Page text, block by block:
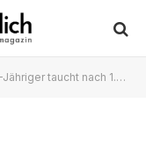
taucht nach 1.300-Kilometer-Reise wieder auf